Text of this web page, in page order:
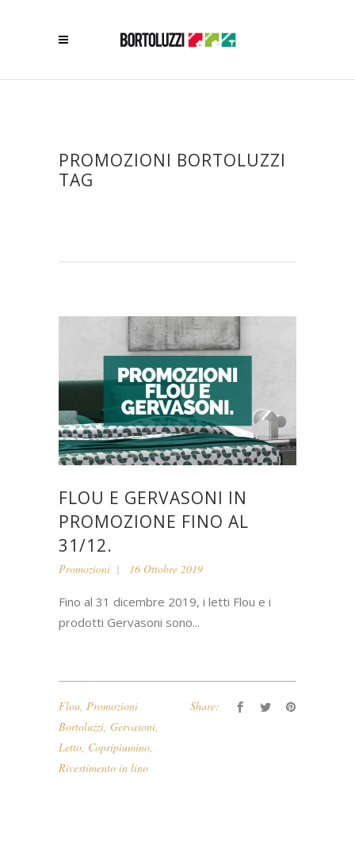
PROMOZIONI BORTOLUZZI
TAG
FLOU E GERVASONI IN
PROMOZIONE FINO AL
31/12.
Promozioni 16 Ottobre 2019
Fino al 31 dicembre 2019, i letti Flou e i
prodotti Gervasoni sono...
Flou Promozioni
Bortoluzzi Gervasoni
Letto Copripiumino
Rivestimento in lino
Share: